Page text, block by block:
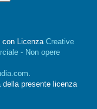
con Licenza Creative
- Non opere
.
presente licenza